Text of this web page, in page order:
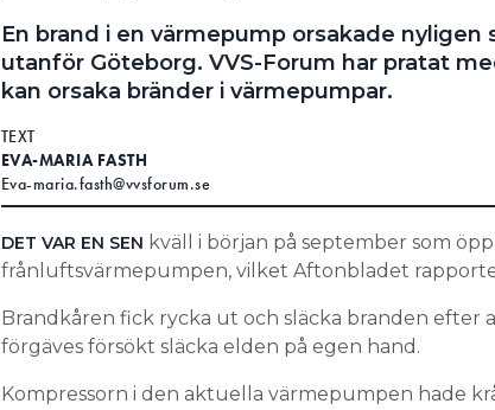
En brand i en värmepump orsakade nyligen
utanför Göteborg. VVS-Forum har pratat
kan orsaka bränder i värmepumpar.
TEXT
EVA-MARIA FASTH
Eva-maria.fasth@vvsforum.se
DET VAR EN SEN kväll i början på september som
frånluftsvärmepumpen, vilket Aftonbladet
Brandkåren fick rycka ut och släcka branden efter
förgäves försökt släcka elden på egen hand.
Kompressorn i den aktuella värmepumpen hade